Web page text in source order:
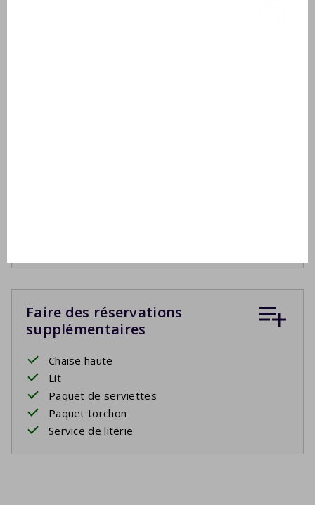
Faire des réservations
supplémentaires
Chaise haute
Lit
Paquet de serviettes
Paquet torchon
Service de literie